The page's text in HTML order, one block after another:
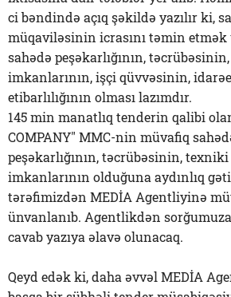
ci bəndində açıq şəkildə yazılır ki,
müqaviləsinin icrasını təmin
sahədə peşəkarlığının,
imkanlarının, işçi qüvvəsinin,
etibarlılığının olması lazımdır.
145 min manatlıq tenderin qalibi
COMPANY" MMC-nin müvafiq
peşəkarlığının, təcrübəsinin,
imkanlarının olduğuna aydınlıq
tərəfimizdən MEDİA Agentliyinə
ünvanlanıb. Agentlikdən
cavab yazıya əlavə olunacaq.
Qeyd edək ki, daha əvvəl MEDİA